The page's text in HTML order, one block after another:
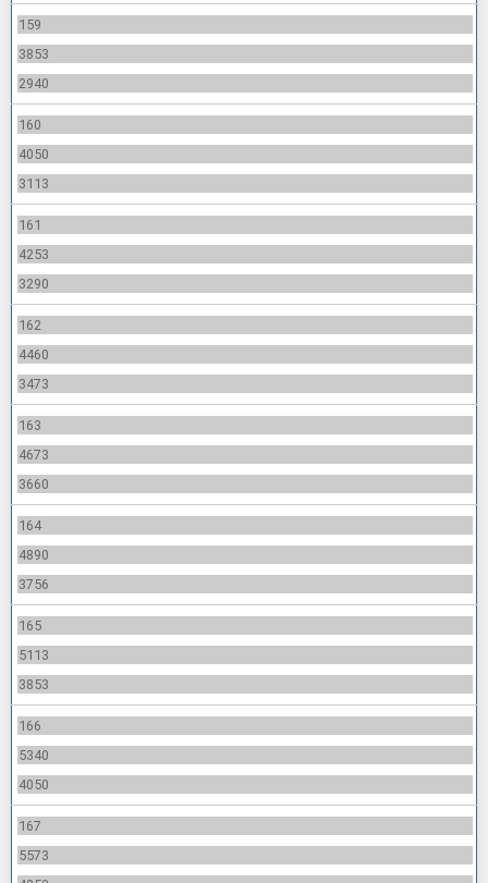
159
3853
2940
160
4050
3113
161
4253
3290
162
4460
3473
163
4673
3660
164
4890
3756
165
5113
3853
166
5340
4050
167
5573